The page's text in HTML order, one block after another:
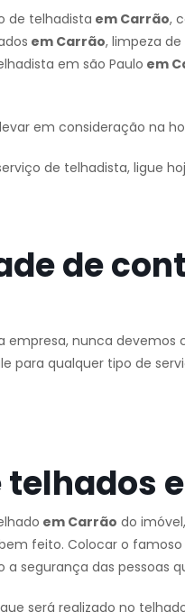
de telhadista em Carrão,
em Carrão, limpeza
em são Paulo em
em consideração na
de telhadista, ligue
de
empresa, nunca
para qualquer tipo de
telhados
em Carrão do
feito. Colocar o
a segurança das pessoas
será realizado no